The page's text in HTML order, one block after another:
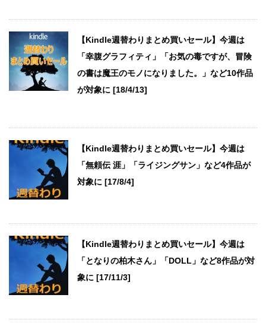
【Kindle週替わりまとめ買いセール】今週は
「幸腹グラフィティ」「お気の毒ですが、冒険
の書は魔王のモノになりました。」など10作品
が対象に [18/4/13]
【Kindle週替わりまとめ買いセール】今週は
「無頼伝 涯」「ライジングサン」など4作品が
対象に [17/8/4]
【Kindle週替わりまとめ買いセール】今週は
「となりの柏木さん」「DOLL」など8作品が対
象に [17/11/3]